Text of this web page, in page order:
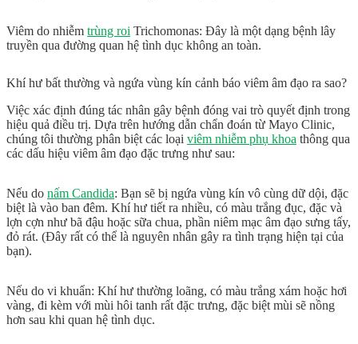
Viêm do nhiễm trùng roi Trichomonas: Đây là một dạng bệnh lây
truyền qua đường quan hệ tình dục không an toàn.
Khí hư bất thường và ngứa vùng kín cảnh báo viêm âm đạo ra sao?
Việc xác định đúng tác nhân gây bệnh đóng vai trò quyết định trong
hiệu quả điều trị. Dựa trên hướng dẫn chẩn đoán từ Mayo Clinic,
chúng tôi thường phân biệt các loại viêm nhiễm phụ khoa thông qua
các dấu hiệu viêm âm đạo đặc trưng như sau:
Nếu do nấm Candida: Bạn sẽ bị ngứa vùng kín vô cùng dữ dội, đặc
biệt là vào ban đêm. Khí hư tiết ra nhiều, có màu trắng đục, đặc và
lợn cợn như bã đậu hoặc sữa chua, phần niêm mạc âm đạo sưng tấy,
đỏ rát. (Đây rất có thể là nguyên nhân gây ra tình trạng hiện tại của
bạn).
Nếu do vi khuẩn: Khí hư thường loãng, có màu trắng xám hoặc hơi
vàng, đi kèm với mùi hôi tanh rất đặc trưng, đặc biệt mùi sẽ nồng
hơn sau khi quan hệ tình dục.